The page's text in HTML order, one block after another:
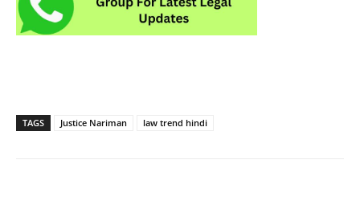
TAGS Justice Nariman law trend hindi